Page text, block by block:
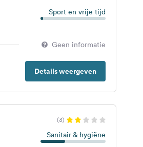
Sport en vrije tijd
Geen informatie
Details weergeven
(3)
Sanitair & hygiëne